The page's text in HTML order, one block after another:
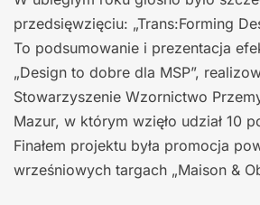
przedsięwzięciu: „Trans:Forming
To podsumowanie i prezentacja
„Design to dobre dla MSP”,
Stowarzyszenie Wzornictwo
Mazur, w którym wzięło udział 10
Finałem projektu była promocja
wrześniowych targach „Maison &